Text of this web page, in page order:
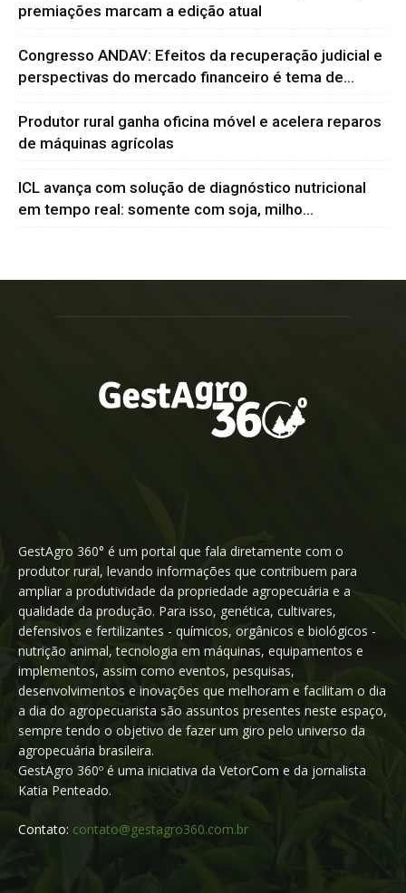
premiações marcam a edição atual
Congresso ANDAV: Efeitos da recuperação judicial e
perspectivas do mercado financeiro é tema de...
Produtor rural ganha oficina móvel e acelera reparos
de máquinas agrícolas
ICL avança com solução de diagnóstico nutricional
em tempo real: somente com soja, milho...
GestAgro 360° é um portal que fala diretamente com o
produtor rural, levando informações que contribuem para
ampliar a produtividade da propriedade agropecuária e a
qualidade da produção. Para isso, genética, cultivares,
defensivos e fertilizantes - químicos, orgânicos e biológicos -
nutrição animal, tecnologia em máquinas, equipamentos e
implementos, assim como eventos, pesquisas,
desenvolvimentos e inovações que melhoram e facilitam o dia
a dia do agropecuarista são assuntos presentes neste espaço,
sempre tendo o objetivo de fazer um giro pelo universo da
agropecuária brasileira.
GestAgro 360º é uma iniciativa da VetorCom e da jornalista
Katia Penteado.
Contato: contato@gestagro360.com.br